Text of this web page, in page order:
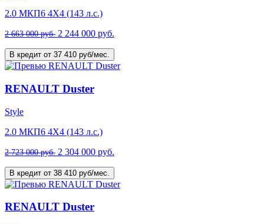
2.0 МКП6 4Х4 (143 л.с.)
2 663 000 руб. 2 244 000 руб.
В кредит от 37 410 руб/мес.
RENAULT Duster
Style
2.0 МКП6 4Х4 (143 л.с.)
2 723 000 руб. 2 304 000 руб.
В кредит от 38 410 руб/мес.
RENAULT Duster